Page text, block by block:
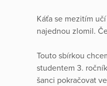
Káťa se mezitím
najednou zlomil.
Touto sbírkou
studentem 3.
šanci pokračovat